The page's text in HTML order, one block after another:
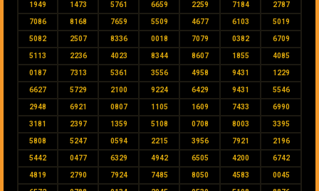
1949 1473 5761 6659 2259 7184 2787
7086 8168 7659 5509 4677 6103 5019
5082 2507 8336 0018 7079 0382 6709
5113 2236 4023 8344 8607 1855 4085
0187 7313 5361 3556 4958 9431 1229
6627 5729 2100 9224 6429 9431 5546
2948 6921 0807 1105 1609 7433 6990
3181 2397 1359 5108 0708 8003 3395
5808 5247 0594 2215 3956 7921 2196
5442 0477 6329 4942 6505 4200 6742
4819 2790 7924 7485 8050 4583 0045